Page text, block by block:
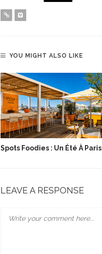
YOU MIGHT ALSO LIKE
Spots Foodies : Un Été À Paris
LEAVE A RESPONSE